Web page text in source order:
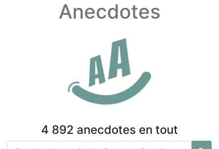
Anecdotes
4 892 anecdotes en tout